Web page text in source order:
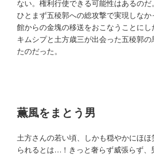
ない。権利行使できる可能性はあるのだ。
ひとまず五稜郭への総攻撃で実現しな
館からの金塊の移送をおこなうことに
キムシプと土方歳三が出会った五稜郭の
たのだった。
薫風をまとう男
土方さんの若い頃、しかも穏やかにほ
られるとは…！きっと奢らず威張らず、